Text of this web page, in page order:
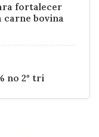
fortalecer
carne bovina
no 2º tri